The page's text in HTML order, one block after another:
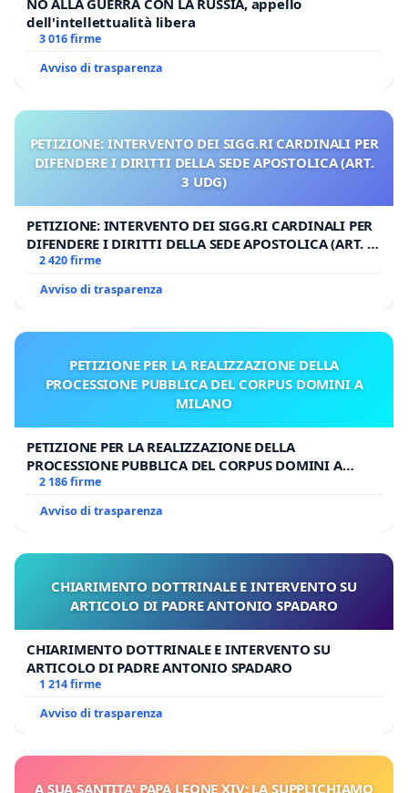
dell'intellettualità libera
3 016 firme
Avviso di trasparenza
PETIZIONE: INTERVENTO DEI SIGG.RI CARDINALI PER
DIFENDERE I DIRITTI DELLA SEDE APOSTOLICA (ART.
3 UDG)
PETIZIONE: INTERVENTO DEI SIGG.RI CARDINALI PER
DIFENDERE I DIRITTI DELLA SEDE APOSTOLICA (ART. 3
UDG)
2 420 firme
Avviso di trasparenza
PETIZIONE PER LA REALIZZAZIONE DELLA
PROCESSIONE PUBBLICA DEL CORPUS DOMINI A
MILANO
PETIZIONE PER LA REALIZZAZIONE DELLA
PROCESSIONE PUBBLICA DEL CORPUS DOMINI A
MILANO
2 186 firme
Avviso di trasparenza
CHIARIMENTO DOTTRINALE E INTERVENTO SU
ARTICOLO DI PADRE ANTONIO SPADARO
CHIARIMENTO DOTTRINALE E INTERVENTO SU
ARTICOLO DI PADRE ANTONIO SPADARO
1 214 firme
Avviso di trasparenza
A SUA SANTITA' PAPA LEONE XIV: LA SUPPLICHIAMO